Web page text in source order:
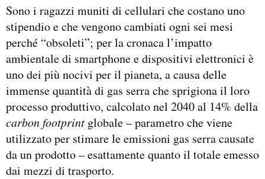
Sono i ragazzi muniti di cellulari che costano uno
stipendio e che vengono cambiati ogni sei mesi
perché “obsoleti”; per la cronaca l’impatto
ambientale di smartphone e dispositivi elettronici è
uno dei più nocivi per il pianeta, a causa delle
immense quantità di gas serra che sprigiona il loro
processo produttivo, calcolato nel 2040 al 14% della
carbon footprint globale – parametro che viene
utilizzato per stimare le emissioni gas serra causate
da un prodotto – esattamente quanto il totale emesso
dai mezzi di trasporto.